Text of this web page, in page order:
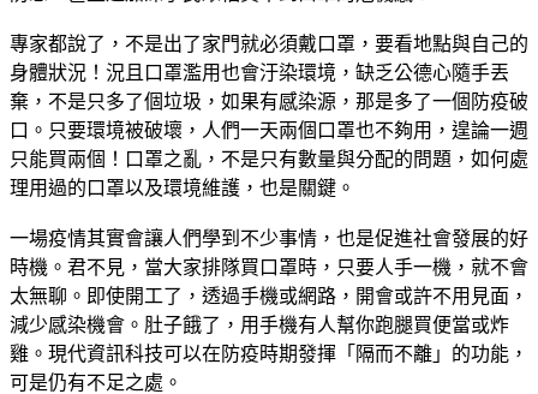
專家都說了，不是出了家門就必須戴口罩，要看地點與自己的
身體狀況！況且口罩濫用也會汙染環境，缺乏公德心隨手丟
棄，不是只多了個垃圾，如果有感染源，那是多了一個防疫破
口。只要環境被破壞，人們一天兩個口罩也不夠用，遑論一週
只能買兩個！口罩之亂，不是只有數量與分配的問題，如何處
理用過的口罩以及環境維護，也是關鍵。
一場疫情其實會讓人們學到不少事情，也是促進社會發展的好
時機。君不見，當大家排隊買口罩時，只要人手一機，就不會
太無聊。即使開工了，透過手機或網路，開會或許不用見面，
減少感染機會。肚子餓了，用手機有人幫你跑腿買便當或炸
雞。現代資訊科技可以在防疫時期發揮「隔而不離」的功能，
可是仍有不足之處。